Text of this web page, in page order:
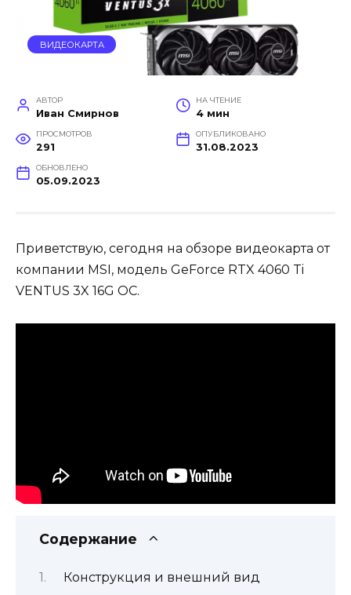
ВИДЕОКАРТА
АВТОР
Иван Смирнов
НА ЧТЕНИЕ
4 мин
ПРОСМОТРОВ
291
ОПУБЛИКОВАНО
31.08.2023
ОБНОВЛЕНО
05.09.2023
Приветствую, сегодня на обзоре видеокарта от
компании MSI, модель GeForce RTX 4060 Ti
VENTUS 3X 16G OC.
Содержание
Конструкция и внешний вид